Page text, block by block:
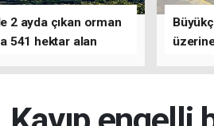
2 ayda çıkan orman
541 hektar alan